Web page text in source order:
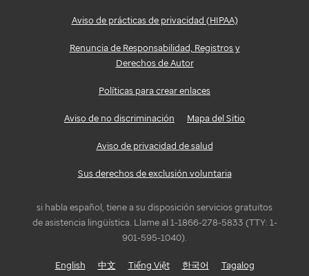
Aviso de prácticas de privacidad (HIPAA)
Renuncia de Responsabilidad, Registros y
Derechos de Autor
Políticas para crear enlaces
Aviso de no discriminación Mapa del Sitio
Aviso de privacidad de salud
Sus derechos de exclusión voluntaria
si habla español, tiene a su disposición servicios gratuitos
de asistencia lingüística. Llame al 1-1866-278-5833 (TTY: 1-
901-595-1040).
English 中文 Tiếng Việt 한국어 Tagalog